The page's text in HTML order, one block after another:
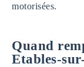
motorisées.
Quand
Etables-